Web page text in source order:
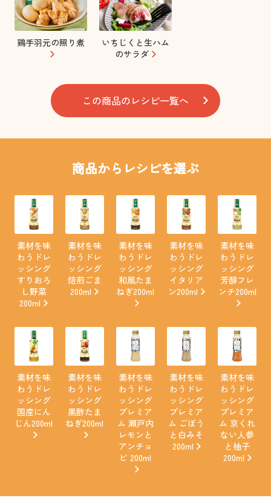
鶏手羽元の照り煮
いちじくと生ハム
のサラダ
この商品のレシピ一覧へ
商品からレシピを選ぶ
素材を味
わうドレ
ッシング
すりおろ
し野菜
200ml
素材を味
わうドレ
ッシング
焙煎ごま
200ml
素材を味
わうドレ
ッシング
和風たま
ねぎ200ml
素材を味
わうドレ
ッシング
イタリア
ン200ml
素材を味
わうドレ
ッシング
芳醇フレ
ンチ200ml
素材を味
わうドレ
ッシング
国産にん
じん200ml
素材を味
わうドレ
ッシング
黒酢たま
ねぎ200ml
素材を味
わうドレ
ッシング
プレミア
ム 瀬戸内
レモンと
アンチョ
ビ 200ml
素材を味
わうドレ
ッシング
プレミア
ム ごぼう
と白みそ
200ml
素材を味
わうドレ
ッシング
プレミア
ム 京くれ
ない人参
と柚子
200ml